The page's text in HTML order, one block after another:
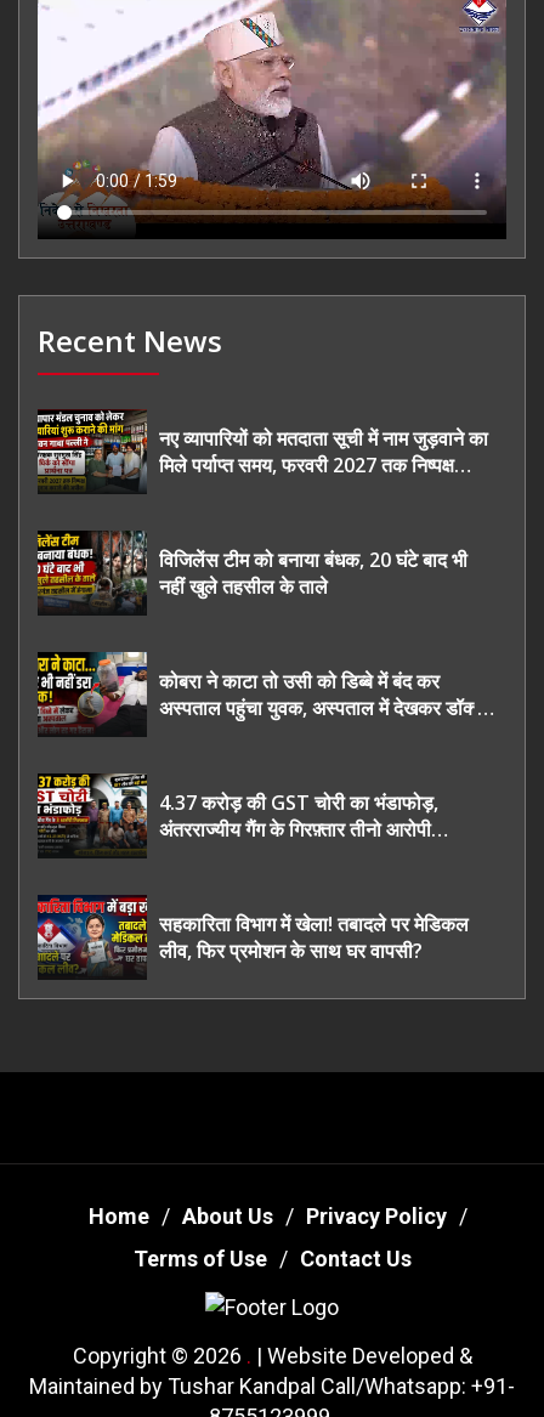
Recent News
नए व्यापारियों को मतदाता सूची में नाम जुड़वाने का
मिले पर्याप्त समय, फरवरी 2027 तक निष्पक्ष
विजिलेंस टीम को बनाया बंधक, 20 घंटे बाद भी
नहीं खुले तहसील के ताले
कोबरा ने काटा तो उसी को डिब्बे में बंद कर
अस्पताल पहुंचा युवक, अस्पताल में देखकर डॉक्टर
4.37 करोड़ की GST चोरी का भंडाफोड़,
अंतरराज्यीय गैंग के गिरफ़्तार तीनो आरोपी
सहकारिता विभाग में खेला! तबादले पर मेडिकल
लीव, फिर प्रमोशन के साथ घर वापसी?
Home About Us
Privacy Policy
Terms of Use
Contact Us
Copyright © 2026 . | Website Developed &
Maintained by Tushar Kandpal Call/Whatsapp: +91-